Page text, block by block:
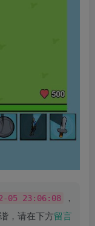
05 23:06:08
，
，请在下方留言